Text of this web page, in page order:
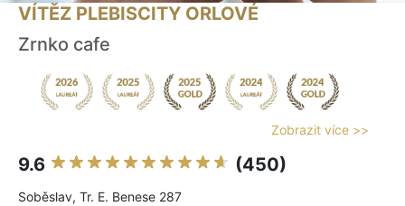
VÍTĚZ PLEBISCITY ORLOVÉ
Zrnko cafe
Zobrazit více >>
9.6 (450)
Soběslav, Tr. E. Benese 287